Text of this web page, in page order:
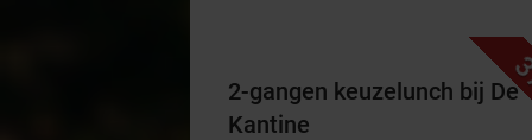
2-gangen keuzelunch bij De
Kantine